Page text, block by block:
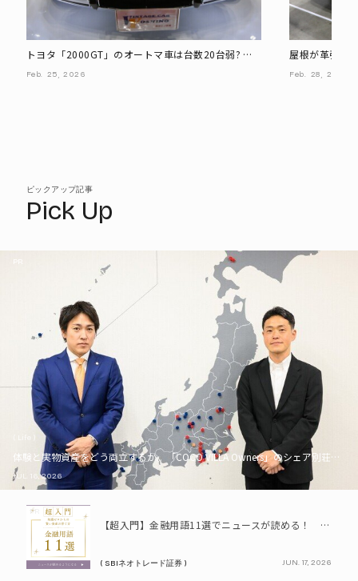
トヨタ「2000GT」のオートマ車は台数20台弱? 超
希少な実物に遭遇!
Feb. 25, 2026
屋根が革張り
タ「クラウン
Feb. 28, 2026
ピックアップ記事
Pick Up
PR
体験と実物資産をどう両立するか。「COCO VILLA Owners」のシェア別荘とい
JUL. 16, 2026
PR
【超入門】金融用語11選でニュースが読める！ 知識ゼロからの賢い資産の育て方
( SBIネオトレード証券 ) JUN. 17, 2026